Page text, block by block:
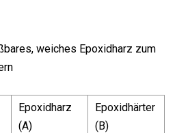
weiches Epoxidharz zum
Epoxidharz
(A)
Epoxidhärter
(B)